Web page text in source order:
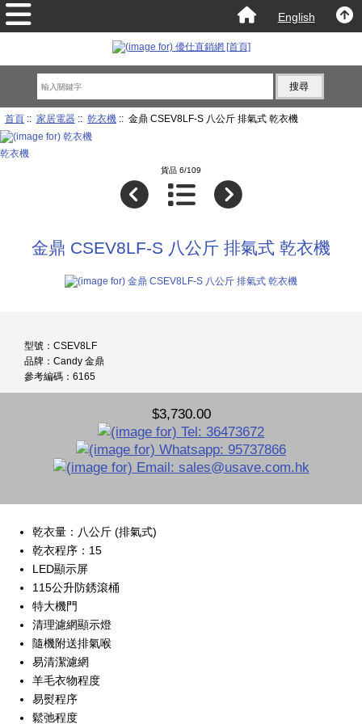
English
首頁:: 家居電器:: 乾衣機:: 金鼎 CSEV8LF-S 八公斤 排氣式 乾衣機
乾衣機
貨品 6/109
金鼎 CSEV8LF-S 八公斤 排氣式 乾衣機
型號：CSEV8LF
品牌：Candy 金鼎
參考編碼：6165
$3,730.00
乾衣量：八公斤 (排氣式)
乾衣程序：15
LED顯示屏
115公升防銹滾桶
特大機門
清理濾網顯示燈
隨機附送排氣喉
易清潔濾網
羊毛衣物程度
易熨程序
鬆弛程度